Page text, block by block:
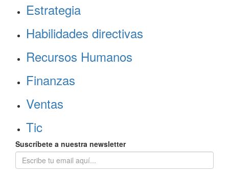
Estrategia
Habilidades directivas
Recursos Humanos
Finanzas
Ventas
Tic
Suscríbete a nuestra newsletter